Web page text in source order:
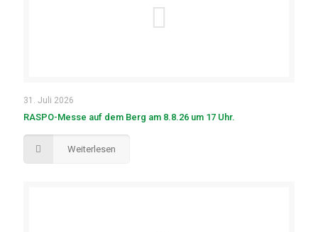
31. Juli 2026
RASPO-Messe auf dem Berg am 8.8.26 um 17 Uhr.
Weiterlesen